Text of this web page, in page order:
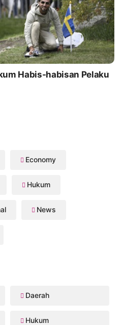
Habis-habisan Pelaku
Economy
Hukum
News
Daerah
Hukum